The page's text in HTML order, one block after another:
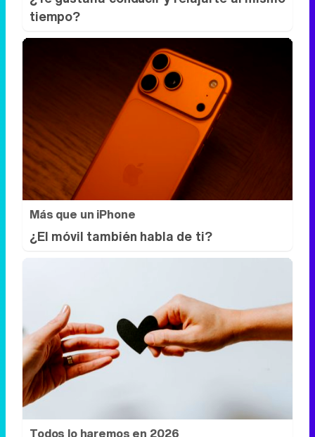
Más que un iPhone
¿El móvil también habla de ti?
Todos lo haremos en 2026
Así será tu día a día en 2026
Síguenos